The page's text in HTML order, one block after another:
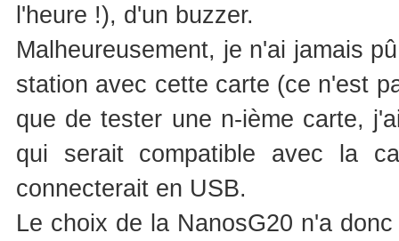
l'heure !), d'un buzzer.
Malheureusement, je n'ai jamais
station avec cette carte (ce n'est
que de tester une n-ième carte,
qui serait compatible avec la
connecterait en USB.
Le choix de la NanosG20 n'a